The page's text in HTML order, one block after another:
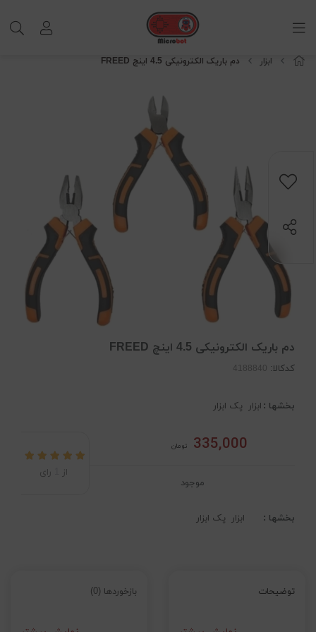
ابزار دم باریک الکترونیکی 4.5 اینچ FREED
دم باریک الکترونیکی 4.5 اینچ FREED
کدکالا:
بخشها : ابزار پک ابزار
335,000 تومان
موجود
از رای
بخشها : ابزار پک ابزار
توضیحات بازخوردها (0)